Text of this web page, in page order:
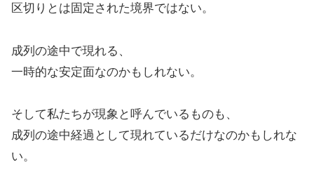
区切りとは固定された境界ではない。
成列の途中で現れる、
一時的な安定面なのかもしれない。
そして私たちが現象と呼んでいるものも、
成列の途中経過として現れているだけなのかもしれな
い。